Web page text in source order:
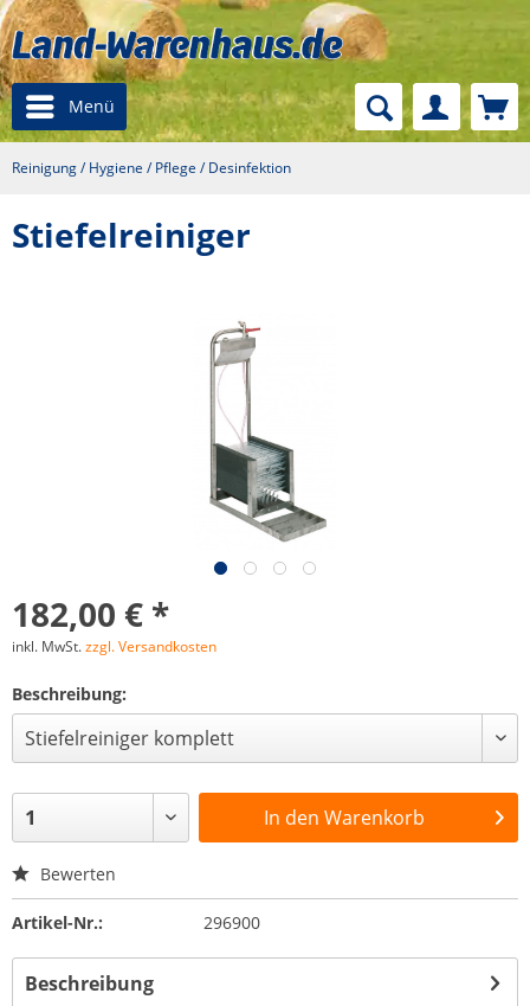
Menü
Reinigung / Hygiene / Pflege / Desinfektion
Stiefelreiniger
182,00 € *
inkl. MwSt.zzgl. Versandkosten
Beschreibung:
In den Warenkorb
Bewerten
Artikel-Nr.: 296900
Beschreibung